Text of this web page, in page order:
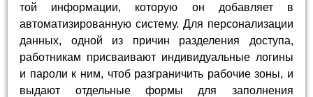
той информации, которую он добавляет в
автоматизированную систему. Для персонализации
данных, одной из причин разделения доступа,
работникам присваивают индивидуальные логины
и пароли к ним, чтоб разграничить рабочие зоны, и
выдают отдельные формы для заполнения